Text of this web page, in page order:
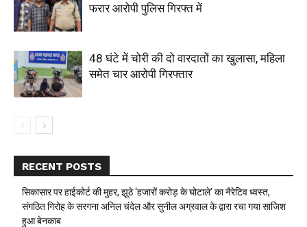
फरार आरोपी पुलिस गिरफ्त में
48 घंटे में चोरी की दो वारदातों का खुलासा, महिला
समेत चार आरोपी गिरफ्तार
RECENT POSTS
सिकासार पर हाईकोर्ट की मुहर, झूठे ‘हजारों करोड़ के घोटाले’ का नैरेटिव ध्वस्त,
संगठित गिरोह के सरगना अनिल चंदेल और सुनील अग्रवाल के द्वारा रचा गया साजिश
हुआ बेनकाब